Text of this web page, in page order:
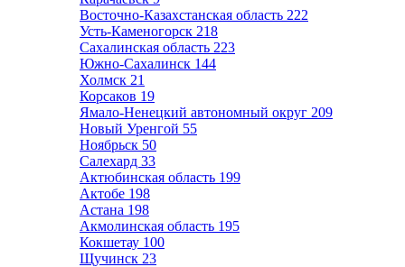
Восточно-Казахстанская область 222
Усть-Каменогорск 218
Сахалинская область 223
Южно-Сахалинск 144
Холмск 21
Корсаков 19
Ямало-Ненецкий автономный округ 209
Новый Уренгой 55
Ноябрьск 50
Салехард 33
Актюбинская область 199
Актобе 198
Астана 198
Акмолинская область 195
Кокшетау 100
Щучинск 23